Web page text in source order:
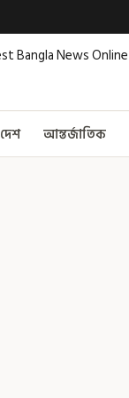
দেশ আন্তর্জাতিক